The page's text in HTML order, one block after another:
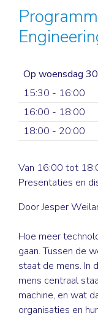
Op woensdag
15:30 - 16:00
16:00 - 18:00
18:00 - 20:00
Van 16:00 tot
Presentaties en
Door Jesper
Hoe meer
gaan. Tussen de
staat de mens. In
mens centraal
machine, en wat
organisaties en